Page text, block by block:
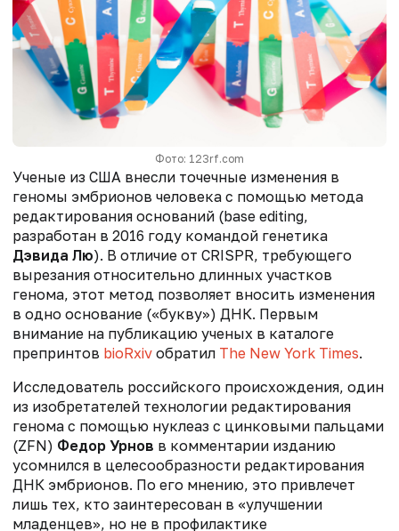
Фото: 123rf.com
Ученые из США внесли точечные изменения в
геномы эмбрионов человека с помощью метода
редактирования оснований (base editing,
разработан в 2016 году командой генетика
Дэвида Лю). В отличие от CRISPR, требующего
вырезания относительно длинных участков
генома, этот метод позволяет вносить изменения
в одно основание («букву») ДНК. Первым
внимание на публикацию ученых в каталоге
препринтов bioRxiv обратил The New York Times.
Исследователь российского происхождения, один
из изобретателей технологии редактирования
генома с помощью нуклеаз с цинковыми пальцами
(ZFN) Федор Урнов в комментарии изданию
усомнился в целесообразности редактирования
ДНК эмбрионов. По его мнению, это привлечет
лишь тех, кто заинтересован в «улучшении
младенцев», но не в профилактике